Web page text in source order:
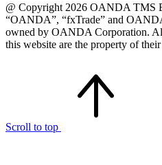
@ Copyright 2026 OANDA TMS
“OANDA”, “fxTrade” and
owned by OANDA Corporation.
this website are the property of
Scroll to top